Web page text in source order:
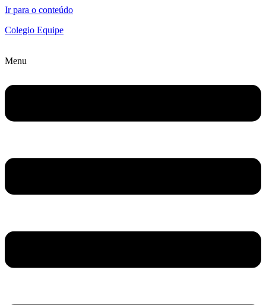
Ir para o conteúdo
Colegio Equipe
Menu